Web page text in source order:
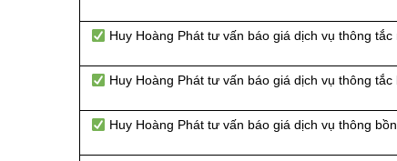
Huy Hoàng Phát tư vấn báo giá dịch vụ thông
Huy Hoàng Phát tư vấn báo giá dịch vụ thông
Huy Hoàng Phát tư vấn báo giá dịch vụ thông